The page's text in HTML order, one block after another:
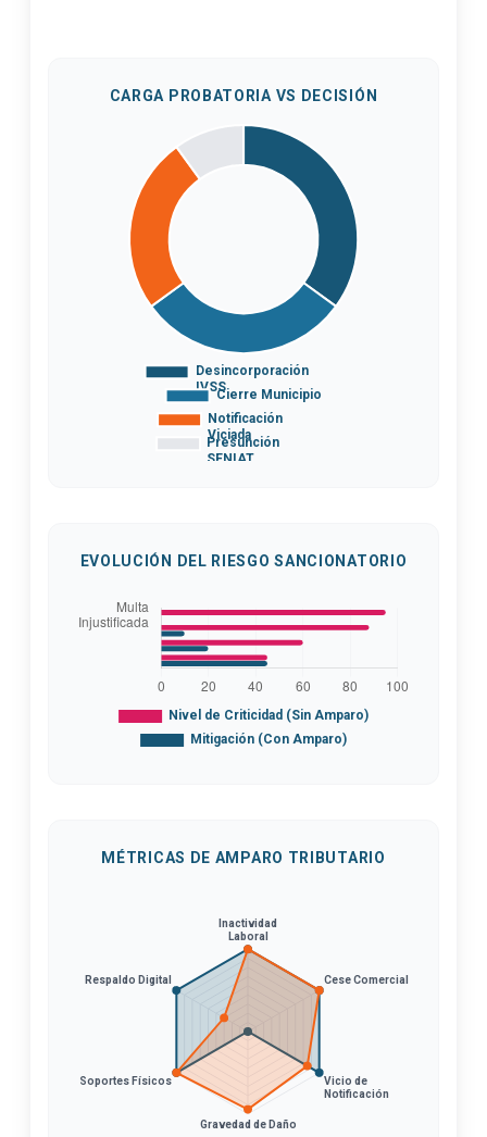
CARGA PROBATORIA VS DECISIÓN
EVOLUCIÓN DEL RIESGO SANCIONATORIO
MÉTRICAS DE AMPARO TRIBUTARIO